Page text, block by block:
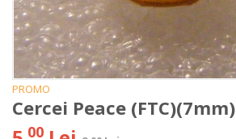
PROMO
Cercei Peace (FTC)(7mm)
00